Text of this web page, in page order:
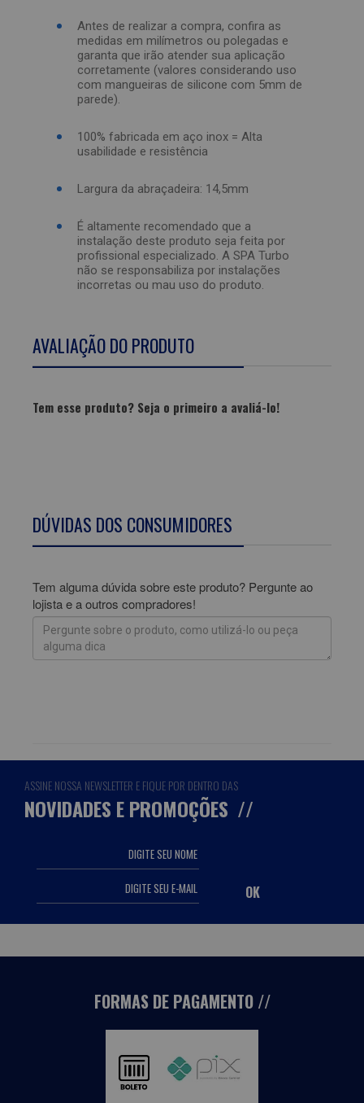
Antes de realizar a compra, confira as
medidas em milímetros ou polegadas e
garanta que irão atender sua aplicação
corretamente (valores considerando uso
com mangueiras de silicone com 5mm de
parede).
100% fabricada em aço inox = Alta
usabilidade e resistência
Largura da abraçadeira: 14,5mm
É altamente recomendado que a
instalação deste produto seja feita por
profissional especializado. A SPA Turbo
não se responsabiliza por instalações
incorretas ou mau uso do produto.
AVALIAÇÃO DO PRODUTO
Tem esse produto? Seja o primeiro a avaliá-lo!
DÚVIDAS DOS CONSUMIDORES
Tem alguma dúvida sobre este produto? Pergunte ao
lojista e a outros compradores!
ASSINE NOSSA NEWSLETTER E FIQUE POR DENTRO DAS
NOVIDADES E PROMOÇÕES
FORMAS DE PAGAMENTO